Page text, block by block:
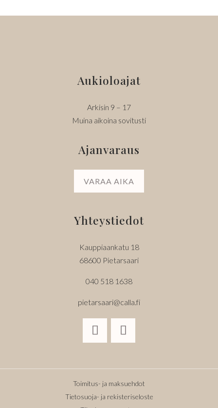
Aukioloajat
Arkisin 9 – 17
Muina aikoina sovitusti
Ajanvaraus
VARAA AIKA
Yhteystiedot
Kauppiaankatu 18
68600 Pietarsaari
040 518 1638
pietarsaari@calla.fi
Toimitus- ja maksuehdot
Tietosuoja- ja rekisteriseloste